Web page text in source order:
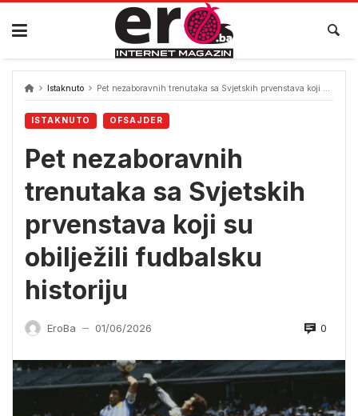
Skip
content
Istaknuto Pet nezaboravnih trenutaka sa Svjetskih prvenstava koji su obilježili fudbalsku historiju
ISTAKNUTO OFSAJDER
Pet nezaboravnih
trenutaka sa Svjetskih
prvenstava koji su
obilježili fudbalsku
historiju
EroBa — 01/06/2026 0